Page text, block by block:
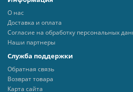
О нас
Доставка и оплата
Согласие на обработку персональных
Наши партнеры
Служба поддержки
Обратная связь
Возврат товара
Карта сайта